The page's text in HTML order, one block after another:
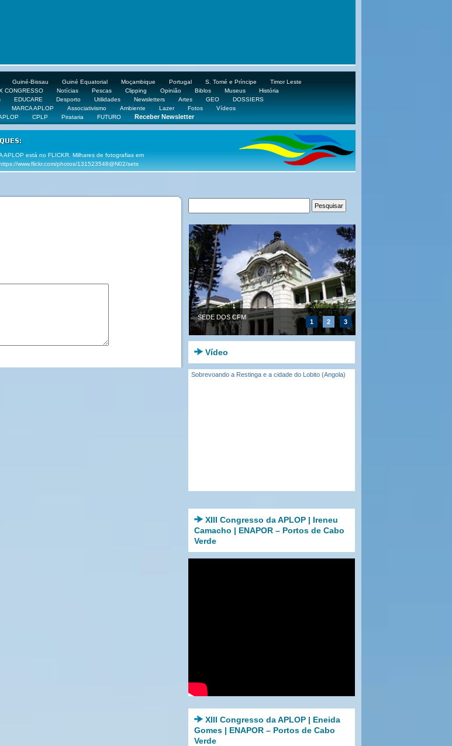
Guiné-Bissau Guiné Equatorial Moçambique Portugal S. Tomé e Príncipe
Timor Leste
CONGRESSO Notícias Pescas Clipping Opinião Biblos Museus
História
EDUCARE Desporto Utilidades Newsletters Artes GEO
DOSSIERS
MARCA APLOP Associativismo Ambiente Lazer Fotos
Vídeos
CPLP Pirataria FUTURO Receber Newsletter
OS VÍDEOS DOS CONGRESSOS DA APLOP EM http://www.youtube.com/aplop2
SEDE DOS CFM
1 2 3
Vídeo
Sobrevoando a Restinga e a cidade do Lobito (Angola)
XIII Congresso da APLOP | Ireneu
Camacho | ENAPOR – Portos de Cabo
Verde
XIII Congresso da APLOP | Eneida
Gomes | ENAPOR – Portos de Cabo
Verde